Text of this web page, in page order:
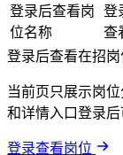
登录后查看岗
位名称
登
查
登录后查看在招岗
当前页只展示岗
和详情入口登录后
登录查看岗位